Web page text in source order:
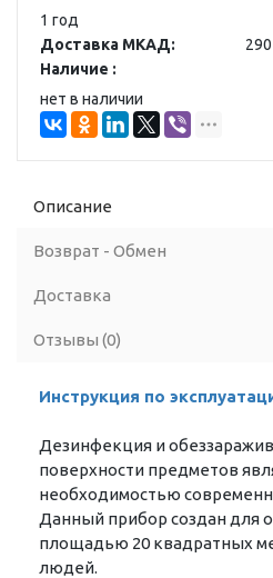
1 год
Доставка МКАД:
Наличие :
нет в наличии
Описание
Возврат - Обмен
Доставка
Отзывы (0)
Инструкция по
Дезинфекция и
поверхности предметов
необходимостью
Данный прибор создан для
площадью 20 квадратных
людей.